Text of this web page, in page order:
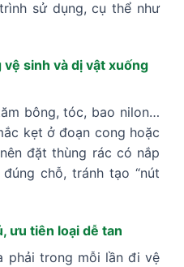
sử dụng, cụ thể như
sinh và dị vật xuống
bông, tóc, bao nilon…
kẹt ở đoạn cong hoặc
đặt thùng rác có nắp
chỗ, tránh tạo “nút
ưu tiên loại dễ tan
phải trong mỗi lần đi vệ